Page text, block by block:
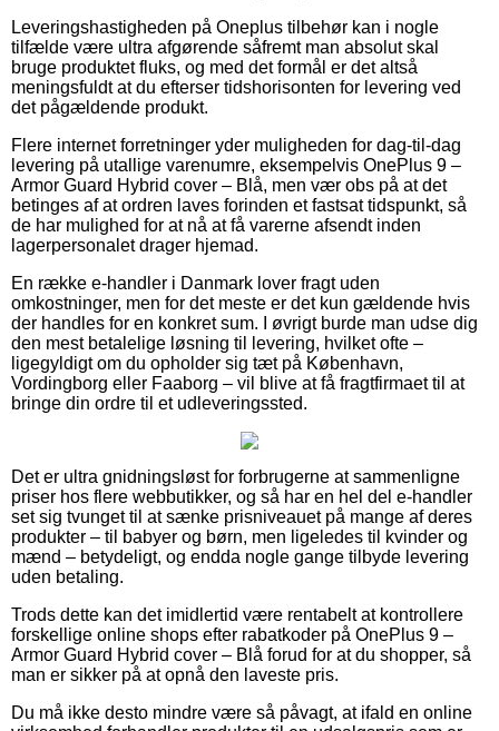
Leveringshastigheden på Oneplus tilbehør kan i nogle
tilfælde være ultra afgørende såfremt man absolut skal
bruge produktet fluks, og med det formål er det altså
meningsfuldt at du efterser tidshorisonten for levering ved
det pågældende produkt.
Flere internet forretninger yder muligheden for dag-til-dag
levering på utallige varenumre, eksempelvis OnePlus 9 –
Armor Guard Hybrid cover – Blå, men vær obs på at det
betinges af at ordren laves forinden et fastsat tidspunkt, så
de har mulighed for at nå at få varerne afsendt inden
lagerpersonalet drager hjemad.
En række e-handler i Danmark lover fragt uden
omkostninger, men for det meste er det kun gældende hvis
der handles for en konkret sum. I øvrigt burde man udse dig
den mest betalelige løsning til levering, hvilket ofte –
ligegyldigt om du opholder sig tæt på København,
Vordingborg eller Faaborg – vil blive at få fragtfirmaet til at
bringe din ordre til et udleveringssted.
Det er ultra gnidningsløst for forbrugerne at sammenligne
priser hos flere webbutikker, og så har en hel del e-handler
set sig tvunget til at sænke prisniveauet på mange af deres
produkter – til babyer og børn, men ligeledes til kvinder og
mænd – betydeligt, og endda nogle gange tilbyde levering
uden betaling.
Trods dette kan det imidlertid være rentabelt at kontrollere
forskellige online shops efter rabatkoder på OnePlus 9 –
Armor Guard Hybrid cover – Blå forud for at du shopper, så
man er sikker på at opnå den laveste pris.
Du må ikke desto mindre være så påvagt, at ifald en online